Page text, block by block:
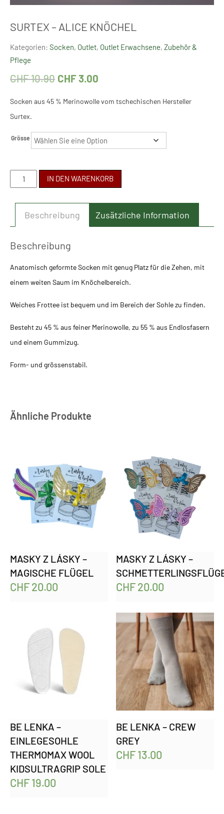
SURTEX – ALICE KNÖCHEL
Kategorien: Socken, Outlet, Outlet Erwachsene, Zubehör &
Pflege
CHF10.90 CHF3.00
Socken aus 45 % Merinowolle vom tschechischen Hersteller
Surtex.
Grösse
SURTEX
-
ALICE
KNÖCHEL
Menge
IN DEN WARENKORB
Beschreibung Zusätzliche Information
Beschreibung
Anatomisch geformte Socken mit genug Platz für die Zehen, mit
einem weiten Saum im Knöchelbereich.
Weiches Frottee ist bequem und im Bereich der Sohle zu finden.
Besteht zu 45 % aus feiner Merinowolle, zu 55 % aus Endlosfasern
und einem Gummizug.
Form- und grössenstabil.
Ähnliche Produkte
MASKY Z LÁSKY –
MAGISCHE FLÜGEL
CHF20.00
MASKY Z LÁSKY –
CHF20.00
BE LENKA –
EINLEGESOHLE
THERMOMAX WOOL
KIDSULTRAGRIP SOLE
CHF19.00
BE LENKA – CREW
GREY
CHF13.00